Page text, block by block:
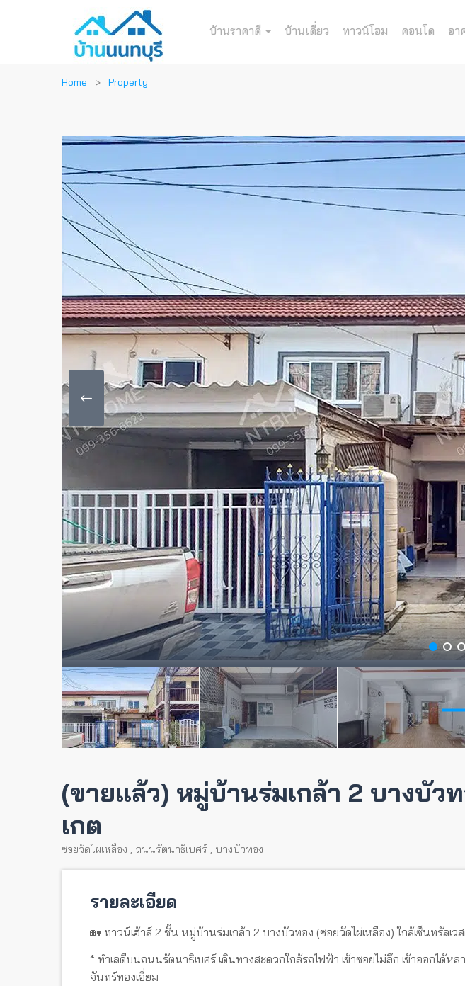
บ้านราคาดี บ้านเดี่ยว ทาวน์โฮม คอนโด อา
Home Property
(ขายแล้ว) หมู่บ้านร่มเกล้า 2 บางบัว
เกต
ซอยวัดไผ่เหลือง , ถนนรัตนาธิเบศร์ , บางบัวทอง
รายละเอียด
🏡 ทาวน์เฮ้าส์ 2 ชั้น หมู่บ้านร่มเกล้า 2 บางบัวทอง (ซอยวัดไผ่เหลือง) ใกล้เซ็นทรัลเวส
* ทำเลดีบนถนนรัตนาธิเบศร์ เดินทางสะดวกใกล้รถไฟฟ้า เข้าซอยไม่ลึก เข้าออกได้ห
จันทร์ทองเอี่ยม